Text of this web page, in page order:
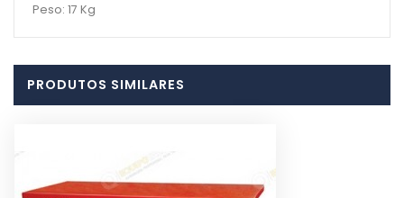
Peso: 17 Kg
PRODUTOS SIMILARES